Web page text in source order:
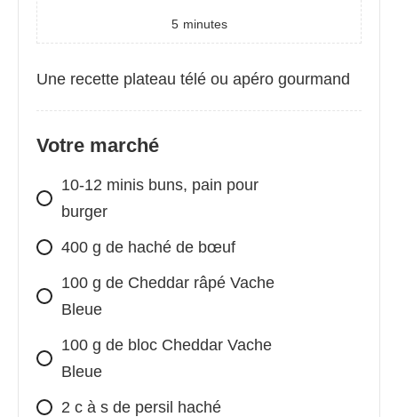
5 minutes
Une recette plateau télé ou apéro gourmand
Votre marché
10-12 minis buns, pain pour
burger
400 g de haché de bœuf
100 g de Cheddar râpé Vache
Bleue
100 g de bloc Cheddar Vache
Bleue
2 c à s de persil haché